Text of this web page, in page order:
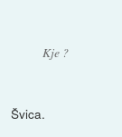
Kje ?
Švica.